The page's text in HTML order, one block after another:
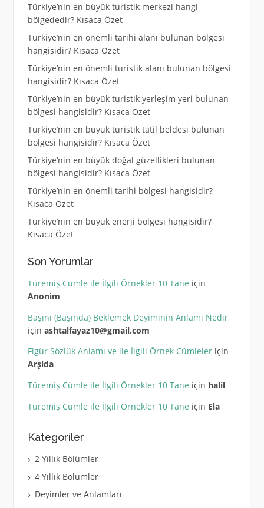
Türkiye’nin en büyük turistik merkezi hangi
bölgededir? Kısaca Özet
Türkiye’nin en önemli tarihi alanı bulunan bölgesi
hangisidir? Kısaca Özet
Türkiye’nin en önemli turistik alanı bulunan bölgesi
hangisidir? Kısaca Özet
Türkiye’nin en büyük turistik yerleşim yeri bulunan
bölgesi hangisidir? Kısaca Özet
Türkiye’nin en büyük turistik tatil beldesi bulunan
bölgesi hangisidir? Kısaca Özet
Türkiye’nin en büyük doğal güzellikleri bulunan
bölgesi hangisidir? Kısaca Özet
Türkiye’nin en önemli tarihi bölgesi hangisidir?
Kısaca Özet
Türkiye’nin en büyük enerji bölgesi hangisidir?
Kısaca Özet
Son Yorumlar
Türemiş Cümle ile İlgili Örnekler 10 Tane için
Anonim
Başını (Başında) Beklemek Deyiminin Anlamı Nedir
için ashtalfayaz10@gmail.com
Figür Sözlük Anlamı ve ile İlgili Örnek Cümleleriçin
Arşida
Türemiş Cümle ile İlgili Örnekler 10 Tane için halil
Türemiş Cümle ile İlgili Örnekler 10 Tane için Ela
Kategoriler
2 Yıllık Bölümler
4 Yıllık Bölümler
Deyimler ve Anlamları